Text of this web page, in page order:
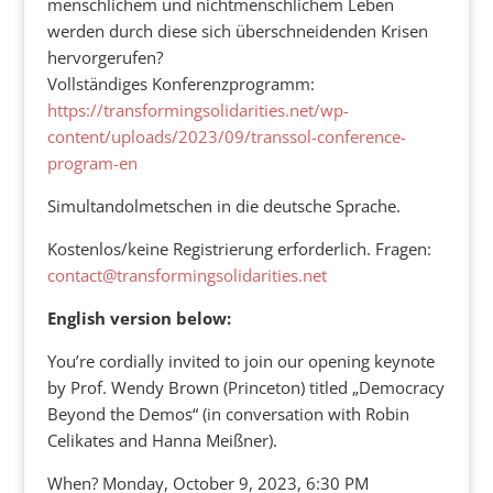
werden durch diese sich überschneidenden Krisen
hervorgerufen?
Vollständiges Konferenzprogramm:
https://transformingsolidarities.net/wp-
content/uploads/2023/09/transsol-conference-
program-en
Simultandolmetschen in die deutsche Sprache.
Kostenlos/keine Registrierung erforderlich. Fragen:
contact@transformingsolidarities.net
English version below:
You’re cordially invited to join our opening keynote
by Prof. Wendy Brown (Princeton) titled „Democracy
Beyond the Demos“ (in conversation with Robin
Celikates and Hanna Meißner).
When? Monday, October 9, 2023, 6:30 PM